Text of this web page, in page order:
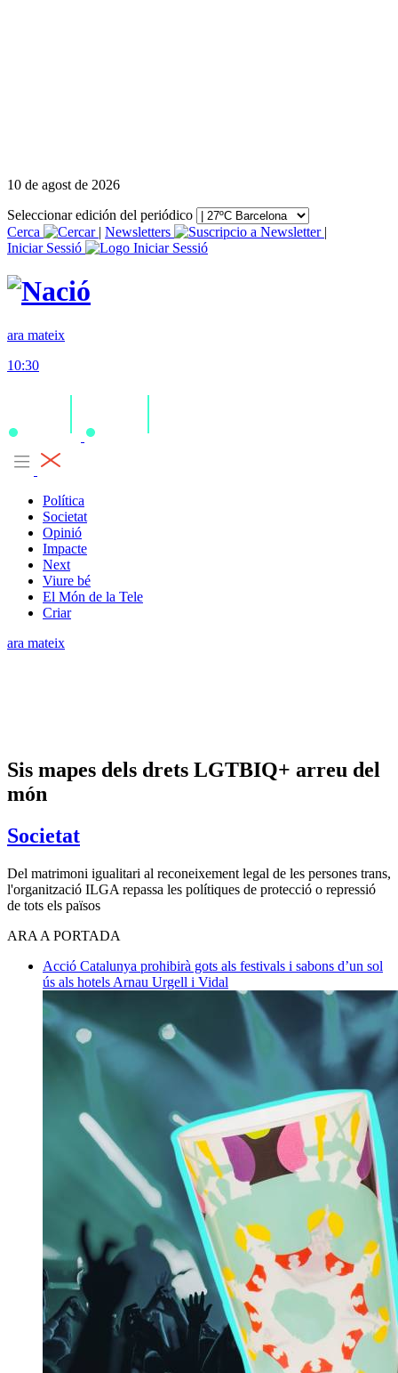
10 de agost de 2026
Seleccionar edición del periódico
Cerca
| Newsletters
|
Iniciar Sessió
ara mateix
10:30
Política
Societat
Opinió
Impacte
Next
Viure bé
El Món de la Tele
Criar
ara mateix
Sis mapes dels drets LGTBIQ+ arreu del
món
Societat
Del matrimoni igualitari al reconeixement legal de les persones trans,
l'organització ILGA repassa les polítiques de protecció o repressió
de tots els països
ARA A PORTADA
Acció Catalunya prohibirà gots als festivals i sabons d’un sol
ús als hotels Arnau Urgell i Vidal